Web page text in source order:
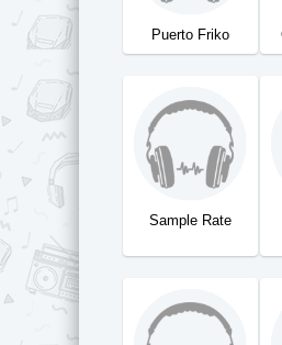
Puerto Friko
Sample Rate